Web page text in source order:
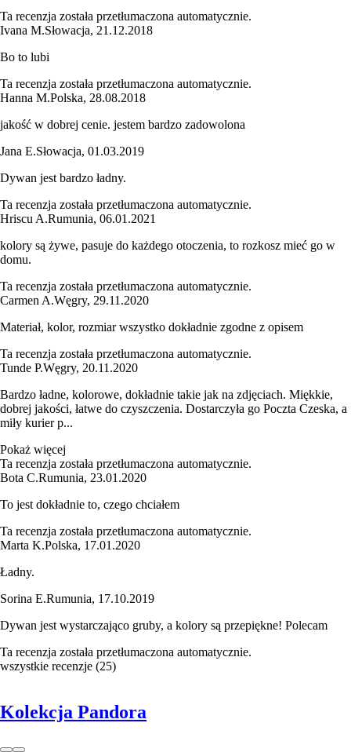
Ta recenzja została przetłumaczona automatycznie.
Ivana M.Słowacja, 21.12.2018
Bo to lubi
Ta recenzja została przetłumaczona automatycznie.
Hanna M.Polska, 28.08.2018
jakość w dobrej cenie. jestem bardzo zadowolona
Jana E.Słowacja, 01.03.2019
Dywan jest bardzo ładny.
Ta recenzja została przetłumaczona automatycznie.
Hriscu A.Rumunia, 06.01.2021
kolory są żywe, pasuje do każdego otoczenia, to rozkosz mieć go w
domu.
Ta recenzja została przetłumaczona automatycznie.
Carmen A.Węgry, 29.11.2020
Materiał, kolor, rozmiar wszystko dokładnie zgodne z opisem
Ta recenzja została przetłumaczona automatycznie.
Tunde P.Węgry, 20.11.2020
Bardzo ładne, kolorowe, dokładnie takie jak na zdjęciach. Miękkie,
dobrej jakości, łatwe do czyszczenia. Dostarczyła go Poczta Czeska, a
miły kurier p...
Pokaż więcej
Ta recenzja została przetłumaczona automatycznie.
Bota C.Rumunia, 23.01.2020
To jest dokładnie to, czego chciałem
Ta recenzja została przetłumaczona automatycznie.
Marta K.Polska, 17.01.2020
Ładny.
Sorina E.Rumunia, 17.10.2019
Dywan jest wystarczająco gruby, a kolory są przepiękne! Polecam
Ta recenzja została przetłumaczona automatycznie.
wszystkie recenzje (25)
Kolekcja Pandora